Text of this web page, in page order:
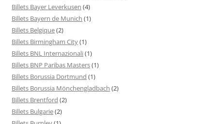
Billets Bayer Leverkusen (4)
Billets Bayern de Munich (1)
Billets Belgique(2)
Billets Birmingham City(1)
Billets BNL Internazionali(1)
Billets BNP Paribas Masters(1)
Billets Borussia Dortmund (1)
Billets Borussia Mönchengladbach (2)
Billets Brentford (2)
Billets Bulgarie(2)